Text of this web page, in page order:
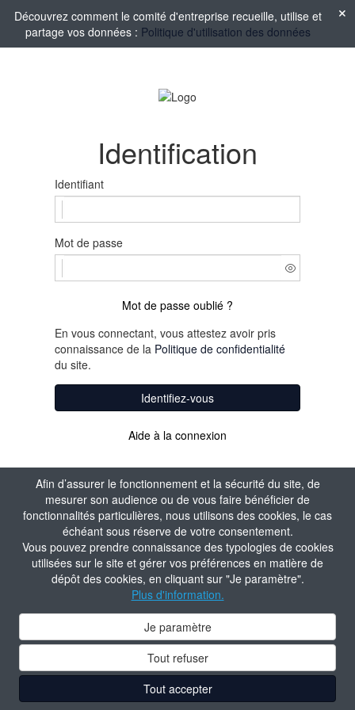
Afin d’assurer le fonctionnement et la sécurité du site, de
mesurer son audience ou de vous faire bénéficier de
fonctionnalités particulières, nous utilisons des cookies, le cas
échéant sous réserve de votre consentement.
Vous pouvez prendre connaissance des typologies de cookies
utilisées sur le site et gérer vos préférences en matière de
dépôt des cookies, en cliquant sur "Je paramètre".
Plus d'information.
Je paramètre
Tout refuser
Tout accepter
Découvrez comment le comité d'entreprise recueille, utilise et
partage vos données : Politique d'utilisation des données
Identification
Identifiant
Mot de passe
Mot de passe oublié ?
En vous connectant, vous attestez avoir pris
connaissance de la Politique de confidentialité
du site.
Identifiez-vous
Aide à la connexion